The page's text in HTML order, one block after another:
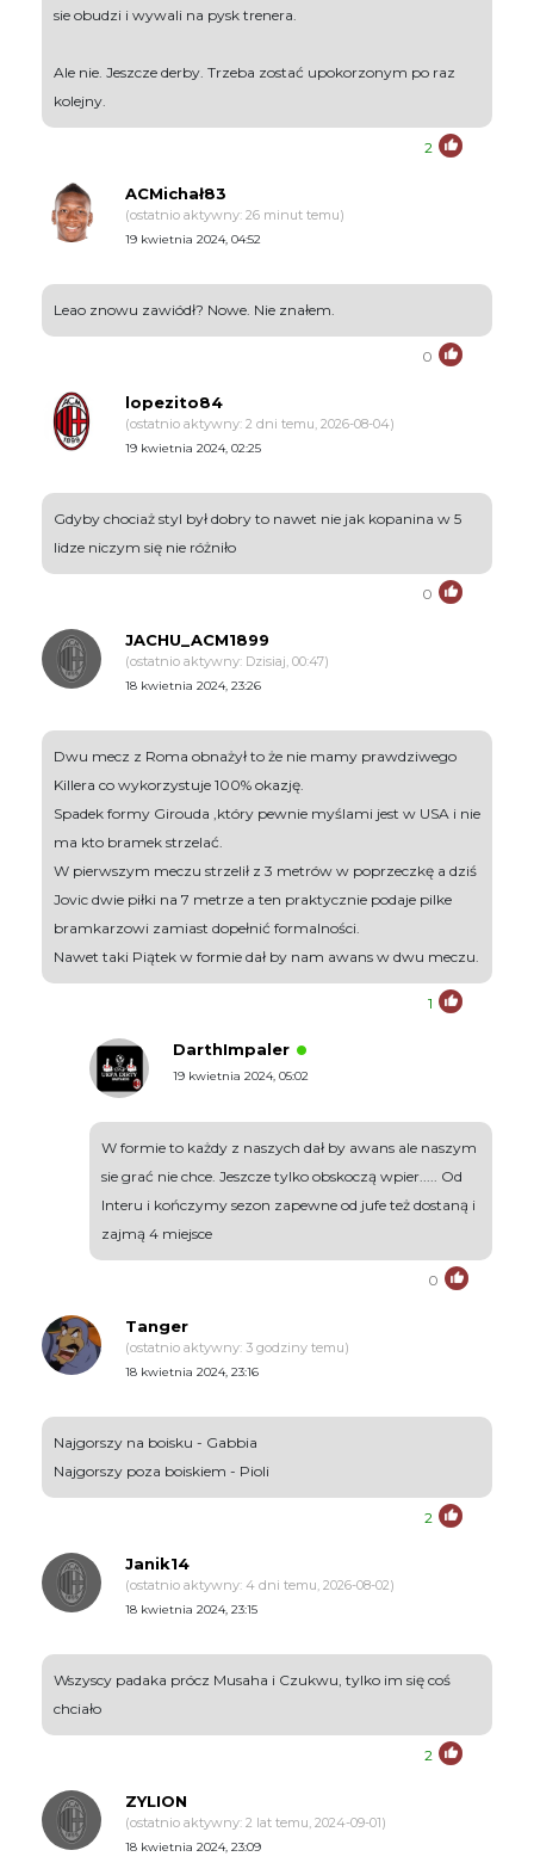
sie obudzi i wywali na pysk trenera.
Ale nie. Jeszcze derby. Trzeba zostać upokorzonym po raz
kolejny.
2
ACMichał83
(ostatnio aktywny: 26 minut temu)
19 kwietnia 2024, 04:52
Leao znowu zawiódł? Nowe. Nie znałem.
0
lopezito84
(ostatnio aktywny: 2 dni temu, 2026-08-04)
19 kwietnia 2024, 02:25
Gdyby chociaż styl był dobry to nawet nie jak kopanina w 5
lidze niczym się nie różniło
0
JACHU_ACM1899
(ostatnio aktywny: Dzisiaj, 00:47)
18 kwietnia 2024, 23:26
Dwu mecz z Roma obnażył to że nie mamy prawdziwego
Killera co wykorzystuje 100% okazję.
Spadek formy Girouda ,który pewnie myślami jest w USA i nie
ma kto bramek strzelać.
W pierwszym meczu strzelił z 3 metrów w poprzeczkę a dziś
Jovic dwie piłki na 7 metrze a ten praktycznie podaje pilke
bramkarzowi zamiast dopełnić formalności.
Nawet taki Piątek w formie dał by nam awans w dwu meczu.
1
DarthImpaler
19 kwietnia 2024, 05:02
W formie to każdy z naszych dał by awans ale naszym
sie grać nie chce. Jeszcze tylko obskoczą wpier..... Od
Interu i kończymy sezon zapewne od jufe też dostaną i
zajmą 4 miejsce
0
Tanger
(ostatnio aktywny: 3 godziny temu)
18 kwietnia 2024, 23:16
Najgorszy na boisku - Gabbia
Najgorszy poza boiskiem - Pioli
2
Janik14
(ostatnio aktywny: 4 dni temu, 2026-08-02)
18 kwietnia 2024, 23:15
Wszyscy padaka prócz Musaha i Czukwu, tylko im się coś
chciało
2
ZYLION
(ostatnio aktywny: 2 lat temu, 2024-09-01)
18 kwietnia 2024, 23:09